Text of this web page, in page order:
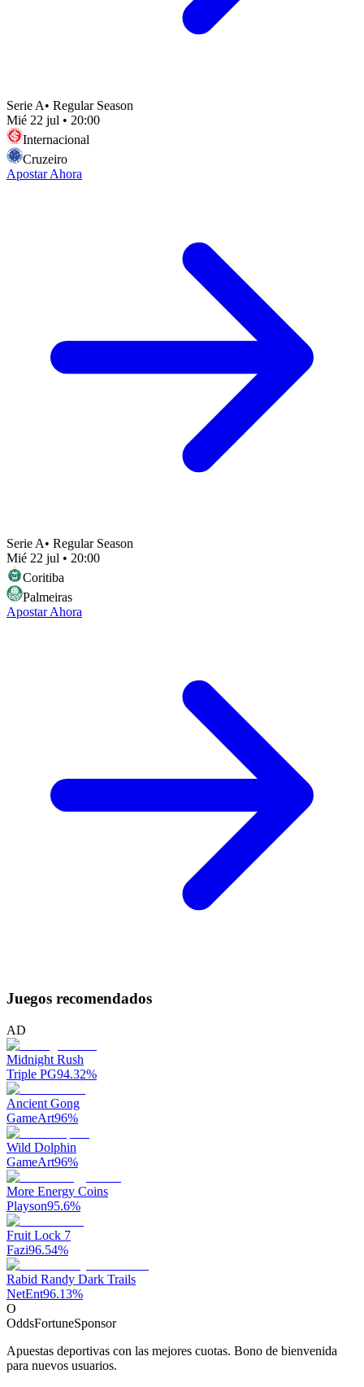
Serie A• Regular Season
Mié 22 jul • 20:00
Internacional
Cruzeiro
Apostar Ahora
Serie A• Regular Season
Mié 22 jul • 20:00
Coritiba
Palmeiras
Apostar Ahora
Juegos recomendados
AD
Midnight Rush
Triple PG94.32%
Ancient Gong
GameArt96%
Wild Dolphin
GameArt96%
More Energy Coins
Playson95.6%
Fruit Lock 7
Fazi96.54%
Rabid Randy Dark Trails
NetEnt96.13%
O
OddsFortuneSponsor
Apuestas deportivas con las mejores cuotas. Bono de bienvenida
para nuevos usuarios.